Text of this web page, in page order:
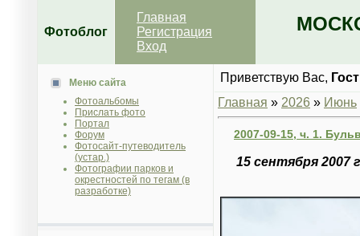
Фотоблог
Главная
Регистрация
Вход
Меню сайта
Фотоальбомы
Прислать фото
Портал
Форум
Фотосайт-путеводитель
(устар.)
Фотографии парков и
окрестностей по тегам (в
разработке)
Приветствую Вас,
Главная » 2026 » Июнь
2007-09-15, ч. 1.
15 сентября 2007